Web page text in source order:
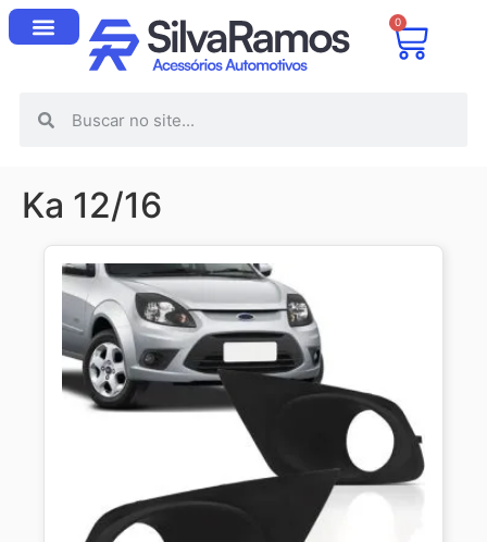
0
Ka 12/16